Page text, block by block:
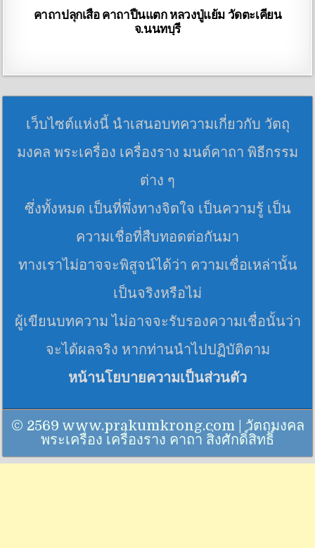
คาถาปลุกเสือ คาถาปืนแตก หลวงปู่แย้ม วัดตะเคียน
จ.นนทบุรี
เว็บไซต์แห่งนี้ นำเสนอบทความเกี่ยวกับ วัตถุ
มงคล พระเครื่อง เครื่องราง มนต์คาถา พิธีกรรม
ต่าง ๆ
ซึ่งทั้งหมด เป็นที่พึ่งทางจิตใจ เป็นความรู้ เป็น
ความเชื่อที่สืบทอดต่อกันมา
ทางเราไม่อาจจะพิสูจน์ได้ว่า ความเชื่อเหล่านั้น
เป็นจริงหรือไม่
ผู้เขียนบทความ ไม่อาจจะรับรองความเชื่อนั้นว่า
จะได้ผลจริง หากท่านนำไปปฏิบัติตาม
หน้านโยบายความเป็นส่วนตัว
© 2569 www.prakumkrong.com | วัตถุมงคล
พระเครื่อง เครื่องราง คาถา สิ่งศักดิ์สิทธิ์